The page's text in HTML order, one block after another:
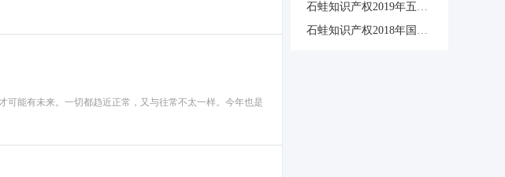
可能有未来。一切都趋近正常，又与往常不太一样。今年也是
石蛙知识产权2019年五一放假通知
石蛙知识产权2018年国庆节放假通知